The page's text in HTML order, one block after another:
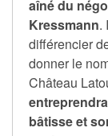
aîné du
Kressmann.
différencier
donner le
Château
bâtisse et